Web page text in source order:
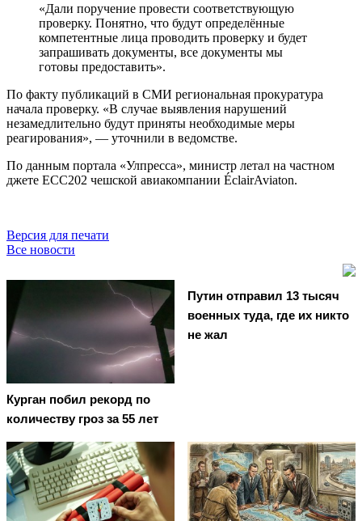
«Дали поручение провести соответствующую
проверку. Понятно, что будут определённые
компетентные лица проводить проверку и будет
запрашивать документы, все документы мы
готовы предоставить».
По факту публикаций в СМИ региональная прокуратура
начала проверку. «В случае выявления нарушений
незамедлительно будут приняты необходимые меры
реагирования», — уточнили в ведомстве.
По данным портала «Улпресса», министр летал на частном
джете ECC202 чешской авиакомпании ÉclairAviaton.
Версия для печати
Все новости
Курган побил рекорд по
количеству гроз за 55 лет
Путин отправил 13 тысяч
военных туда, где их никто
не жал